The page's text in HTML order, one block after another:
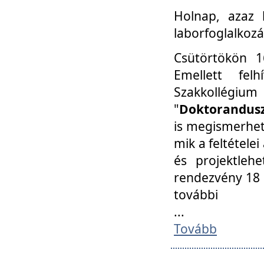
Holnap, azaz
Csütörtökön
Emellett
"
is
mik a feltételei
és
rendezvény
további
...
Tovább